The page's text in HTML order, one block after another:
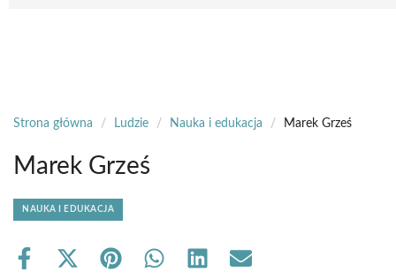
Strona główna / Ludzie / Nauka i edukacja / Marek Grześ
Marek Grześ
NAUKA I EDUKACJA
Share
Share Share Share Share Share